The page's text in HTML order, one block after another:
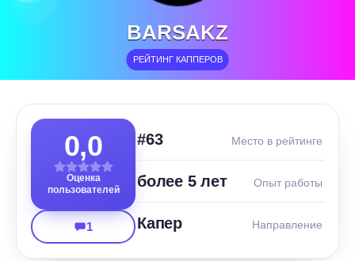
BARSAKZ
РЕЙТИНГ КАППЕРОВ
0,0
Оценка
пользователей
1
#63 Место в рейтинге
более 5 лет Опыт работы
Капер Направление